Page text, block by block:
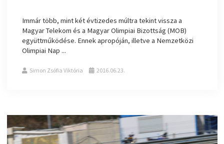
Immár több, mint két évtizedes múltra tekint vissza a
Magyar Telekom és a Magyar Olimpiai Bizottság (MOB)
együttműködése. Ennek apropóján, illetve a Nemzetközi
Olimpiai Nap ...
Simon Zsófia Viktória 2016.06.23.